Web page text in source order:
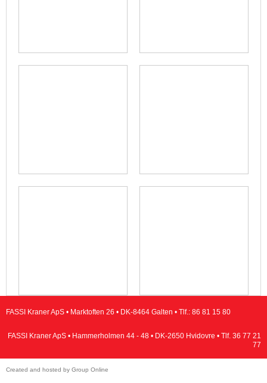
FASSI Kraner ApS • Marktoften 26 • DK-8464 Galten • Tlf.: 86 81 15 80
FASSI Kraner ApS • Hammerholmen 44 - 48 • DK-2650 Hvidovre • Tlf.36 77 21
77
Created and hosted by Group Online